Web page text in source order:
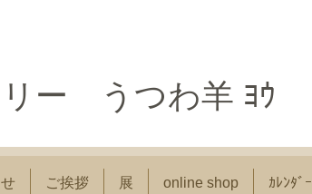
ー うつわ羊 ﾖｳ
ご挨拶 展 online shop ｶﾚﾝﾀﾞｰ